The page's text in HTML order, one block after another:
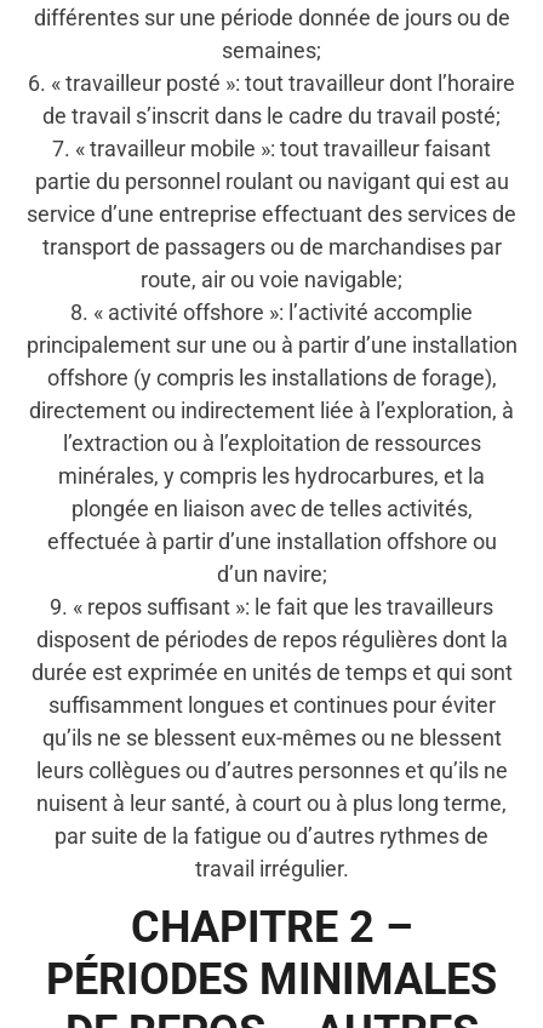
différentes sur une période donnée de jours ou de
semaines;
6. « travailleur posté »: tout travailleur dont l’horaire
de travail s’inscrit dans le cadre du travail posté;
7. « travailleur mobile »: tout travailleur faisant
partie du personnel roulant ou navigant qui est au
service d’une entreprise effectuant des services de
transport de passagers ou de marchandises par
route, air ou voie navigable;
8. « activité offshore »: l’activité accomplie
principalement sur une ou à partir d’une installation
offshore (y compris les installations de forage),
directement ou indirectement liée à l’exploration, à
l’extraction ou à l’exploitation de ressources
minérales, y compris les hydrocarbures, et la
plongée en liaison avec de telles activités,
effectuée à partir d’une installation offshore ou
d’un navire;
9. « repos suffisant »: le fait que les travailleurs
disposent de périodes de repos régulières dont la
durée est exprimée en unités de temps et qui sont
suffisamment longues et continues pour éviter
qu’ils ne se blessent eux-mêmes ou ne blessent
leurs collègues ou d’autres personnes et qu’ils ne
nuisent à leur santé, à court ou à plus long terme,
par suite de la fatigue ou d’autres rythmes de
travail irrégulier.
CHAPITRE 2 –
PÉRIODES MINIMALES